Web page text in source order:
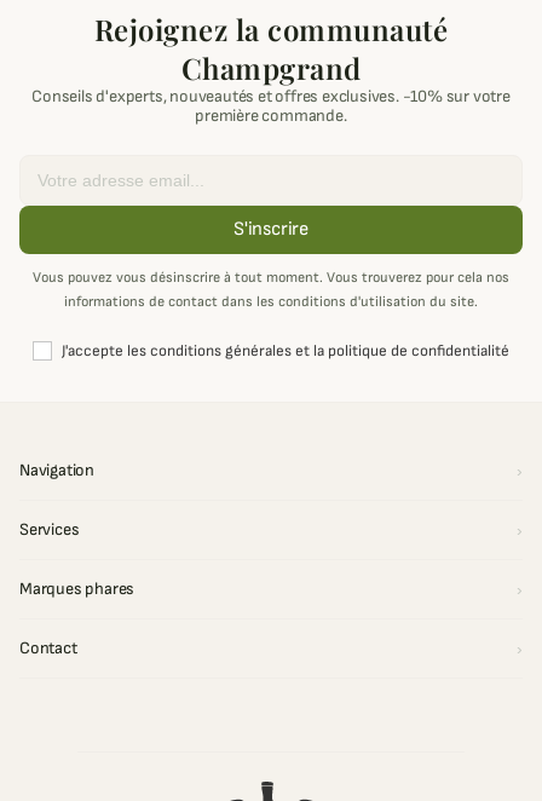
Rejoignez la communauté
Champgrand
Conseils d'experts, nouveautés et offres exclusives. -10% sur votre
première commande.
S'inscrire
Vous pouvez vous désinscrire à tout moment. Vous trouverez pour cela nos
informations de contact dans les conditions d'utilisation du site.
J'accepte les conditions générales et la politique de confidentialité
Navigation
Services
Marques phares
Contact